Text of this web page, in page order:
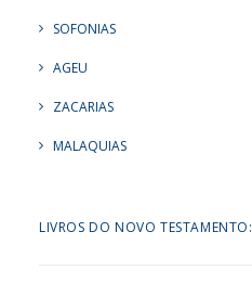
SOFONIAS
AGEU
ZACARIAS
MALAQUIAS
LIVROS DO NOVO TESTAMENTO: